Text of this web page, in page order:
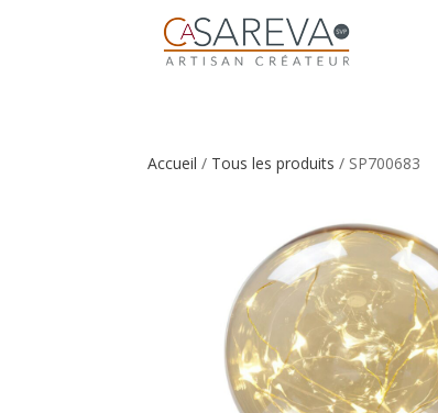
Accueil / Tous les produits / SP700683